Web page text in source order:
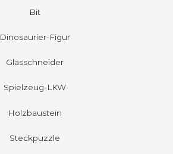
Bit
Dinosaurier-Figur
Glasschneider
Spielzeug-LKW
Holzbaustein
Steckpuzzle